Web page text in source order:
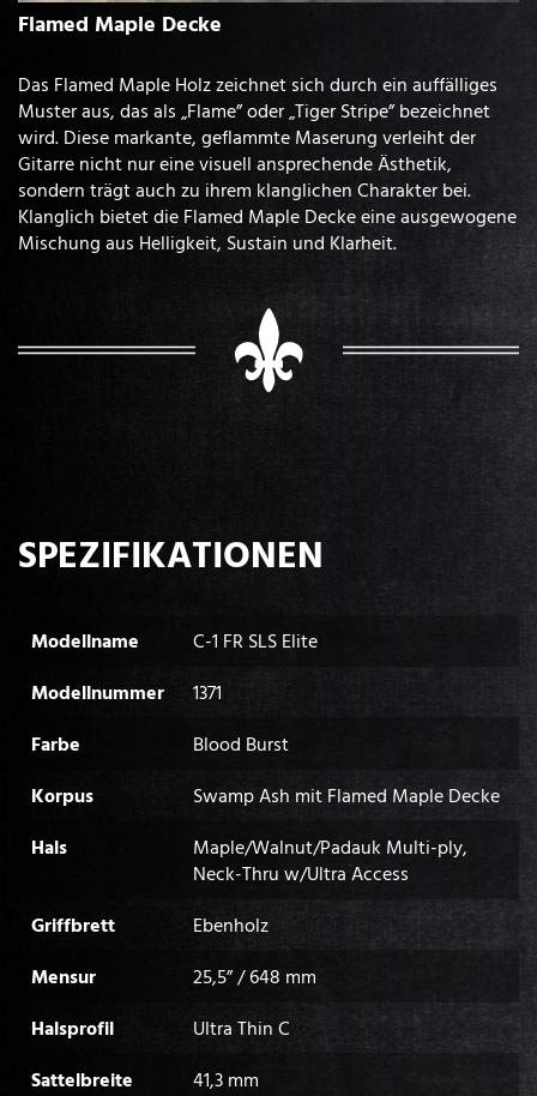
Flamed Maple Decke
Das Flamed Maple Holz zeichnet sich durch ein auffälliges
Muster aus, das als „Flame” oder „Tiger Stripe” bezeichnet
wird. Diese markante, geflammte Maserung verleiht der
Gitarre nicht nur eine visuell ansprechende Ästhetik,
sondern trägt auch zu ihrem klanglichen Charakter bei.
Klanglich bietet die Flamed Maple Decke eine ausgewogene
Mischung aus Helligkeit, Sustain und Klarheit.
SPEZIFIKATIONEN
Modellname
C-1 FR SLS Elite
Modellnummer
1371
Farbe
Blood Burst
Korpus
Swamp Ash mit Flamed Maple Decke
Hals
Maple/Walnut/Padauk Multi-ply,
Neck-Thru w/Ultra Access
Griffbrett
Ebenholz
Mensur
25,5” / 648 mm
Halsprofil
Ultra Thin C
Sattelbreite
41,3 mm